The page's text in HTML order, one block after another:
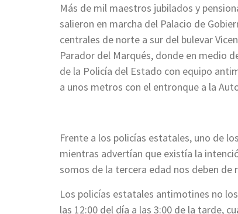
Más de mil maestros jubilados y
salieron en marcha del Palacio de
centrales de norte a sur del bulevar
Parador del Marqués, donde en medio
de la Policía del Estado con equipo
a unos metros con el entronque a la
Frente a los policías estatales, uno de
mientras advertían que existía la
somos de la tercera edad nos deben de
Los policías estatales antimotines no
las 12:00 del día a las 3:00 de la tarde,